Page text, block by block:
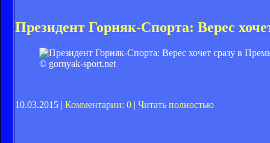
Президент Горняк-Спорта: Верес
© gornyak-sport.net
10.03.2015 | Комментарии: 0 | Читать полностью